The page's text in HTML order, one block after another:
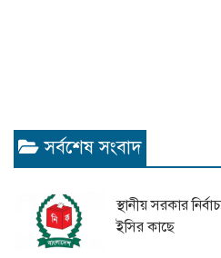
সর্বশেষ সংবাদ
স্থানীয় সরকার
ইসির কাছে